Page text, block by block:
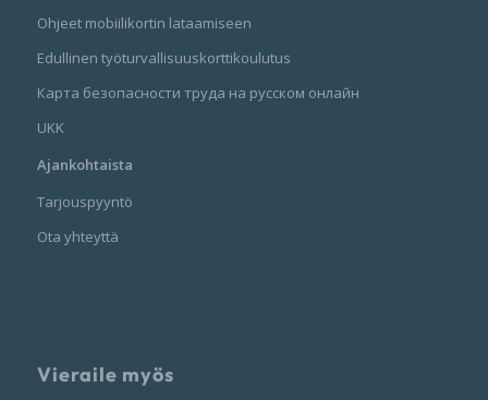
Ohjeet mobiilikortin lataamiseen
Edullinen työturvallisuuskorttikoulutus
Карта безопасности труда на русском онлайн
UKK
Ajankohtaista
Tarjouspyyntö
Ota yhteyttä
Vieraile myös